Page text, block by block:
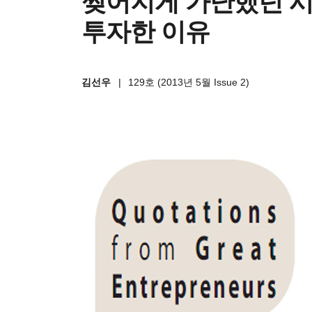
투자한 이유
김선우 | 129호 (2013년 5월 Issue 2)